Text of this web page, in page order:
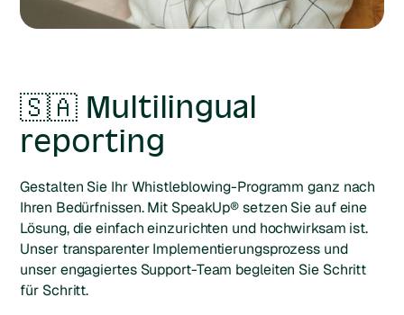
🇸🇦 Multilingual
reporting
Gestalten Sie Ihr Whistleblowing-Programm ganz nach
Ihren Bedürfnissen. Mit SpeakUp® setzen Sie auf eine
Lösung, die einfach einzurichten und hochwirksam ist.
Unser transparenter Implementierungsprozess und
unser engagiertes Support-Team begleiten Sie Schritt
für Schritt.